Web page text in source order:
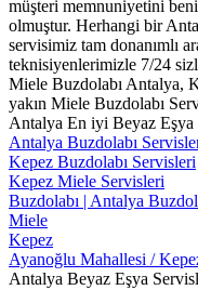
müşteri memnuniyetini
olmuştur. Herhangi bir
servisimiz tam donanımlı
teknisiyenlerimizle 7/24
Miele Buzdolabı Antalya,
yakın Miele Buzdolabı
Antalya En iyi Beyaz
Antalya Buzdolabı
Kepez Buzdolabı Servisleri
Kepez Miele Servisleri
Buzdolabı | Antalya
Miele
Kepez
Ayanoğlu Mahallesi /
Antalya Beyaz Eşya